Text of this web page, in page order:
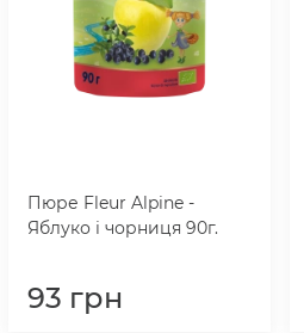
Пюре Fleur Alpine -
Яблуко і чорниця 90г.
93 грн